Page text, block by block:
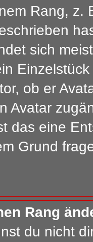
Rang, z.
sich
ob er
Avatar
das eine
Grund
Rang
du nicht